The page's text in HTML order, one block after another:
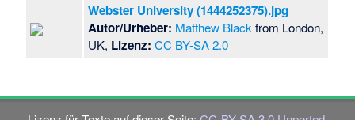
Webster University (1444252375).jpg
Autor/Urheber: Matthew Black from London,
UK, Lizenz: CC BY-SA 2.0